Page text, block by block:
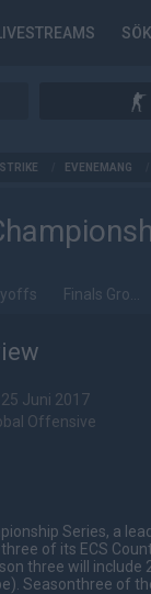
LIVESTREAMS SÖK
EVENEMANG
Juni 2017
Offensive
Series, a
of its ECS
three will
Seasonthree of